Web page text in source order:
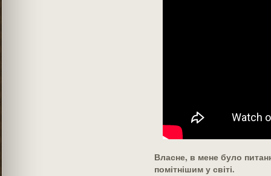
Власне, в мене було
помітнішим у світі.